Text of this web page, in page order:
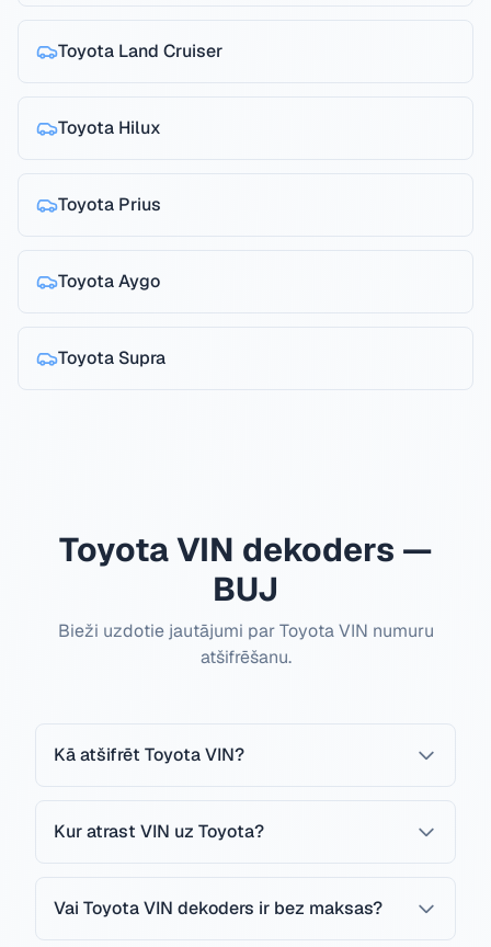
Toyota Land Cruiser
Toyota Hilux
Toyota Prius
ToyotaAygo
Toyota Supra
Toyota VIN dekoders —
BUJ
Bieži uzdotie jautājumi par Toyota VIN numuru
atšifrēšanu.
Kā atšifrēt Toyota VIN?
Kur atrast VIN uz Toyota?
Vai Toyota VIN dekoders ir bez maksas?